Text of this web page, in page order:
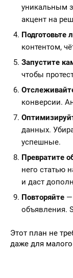
уникальным
акцент на
Подготовьте
контентом,
Запустите
чтобы
конверсии.
данных.
успешные.
Превратите
него статью
и даст
Повторяйте —
объявления.
Этот план не
даже для